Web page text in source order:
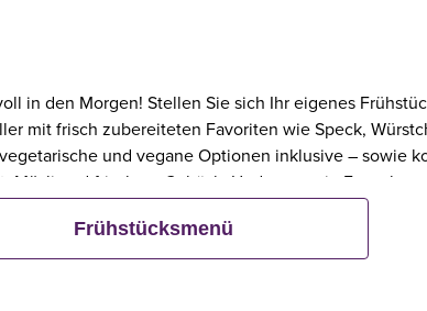
in den Morgen! Stellen Sie sich Ihr eigenes
mit frisch zubereiteten Favoriten wie Speck,
und vegane Optionen inklusive – sowie
Müsli und frischem Gebäck. Und wenn ein
bestellt, frühstücken bis zu zwei Kinder kostenlos
Frühstücksmenü